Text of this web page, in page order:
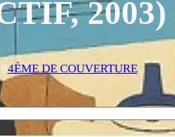
2003)
4ÈME DE COUVERTURE